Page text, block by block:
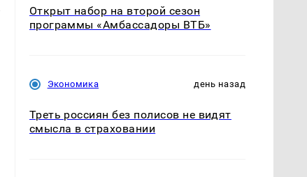
Открыт набор на второй сезон
программы «Амбассадоры ВТБ»
Экономика день назад
Треть россиян без полисов не видят
смысла в страховании